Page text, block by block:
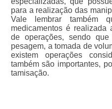
para a realização das
Vale lembrar também
medicamentos é realizada
de operações, sendo
pesagem, a tomada de
existem operações
também são importantes,
tamisação.